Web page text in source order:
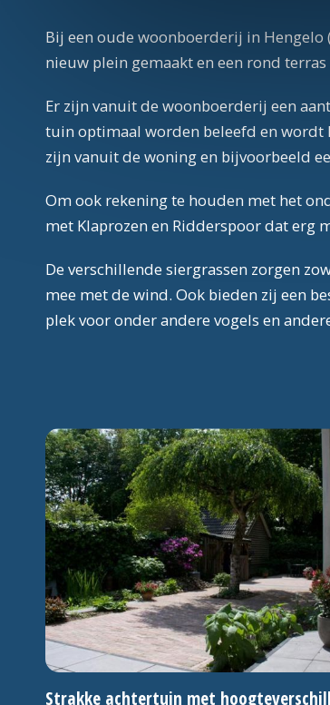
Bij een oude woonboerderij in Hengelo
nieuw plein gemaakt en een rond
Er zijn vanuit de woonboerderij een
tuin optimaal worden beleefd en wordt
zijn vanuit de woning en bijvoorbeeld
Om ook rekening te houden met het
met Klaprozen en Ridderspoor dat erg
De verschillende siergrassen zorgen
mee met de wind. Ook bieden zij een
plek voor onder andere vogels en
Strakke achtertuin met